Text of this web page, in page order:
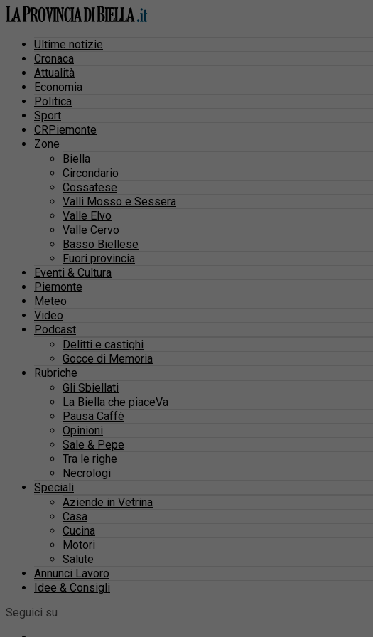
Ultime notizie
Cronaca
Attualità
Economia
Politica
Sport
CRPiemonte
Zone
Biella
Circondario
Cossatese
Valli Mosso e Sessera
Valle Elvo
Valle Cervo
Basso Biellese
Fuori provincia
Eventi & Cultura
Piemonte
Meteo
Video
Podcast
Delitti e castighi
Gocce di Memoria
Rubriche
Gli Sbiellati
La Biella che piaceVa
Pausa Caffè
Opinioni
Sale & Pepe
Tra le righe
Necrologi
Speciali
Aziende in Vetrina
Casa
Cucina
Motori
Salute
Annunci Lavoro
Idee & Consigli
Seguici su